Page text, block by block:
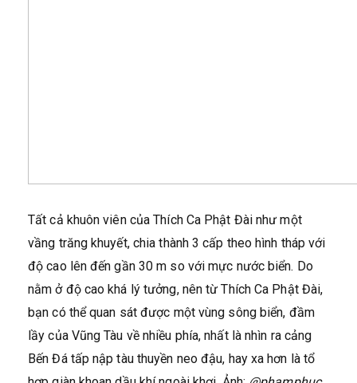
Tất cả khuôn viên của Thích Ca Phật Đài như một
vầng trăng khuyết, chia thành 3 cấp theo hình tháp với
độ cao lên đến gần 30 m so với mực nước biển. Do
nằm ở độ cao khá lý tưởng, nên từ Thích Ca Phật Đài,
bạn có thể quan sát được một vùng sông biển, đầm
lầy của Vũng Tàu về nhiều phía, nhất là nhìn ra cảng
Bến Đá tấp nập tàu thuyền neo đậu, hay xa hơn là tổ